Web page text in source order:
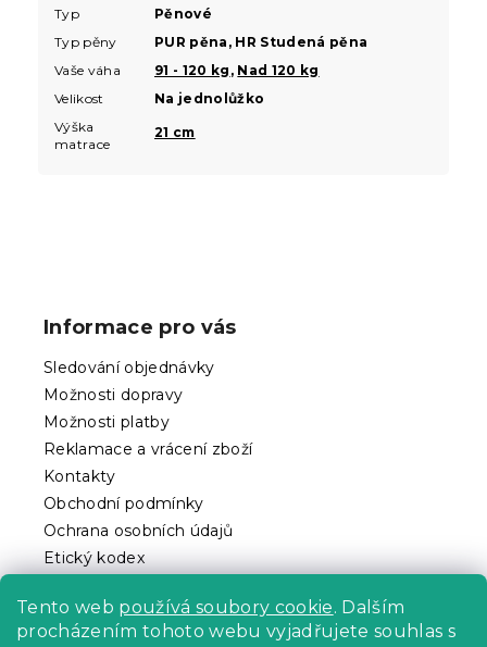
Tento web používá soubory cookie. Dalším
procházením tohoto webu vyjadřujete souhlas s
Typ
Pěnové
Typ pěny
PUR pěna, HR Studená pěna
Vaše váha
91 - 120 kg , Nad 120 kg
Velikost
Na jednolůžko
Výška
matrace
21 cm
Informace pro vás
Sledování objednávky
Možnosti dopravy
Možnosti platby
Reklamace a vrácení zboží
Kontakty
Obchodní podmínky
Ochrana osobních údajů
Etický kodex